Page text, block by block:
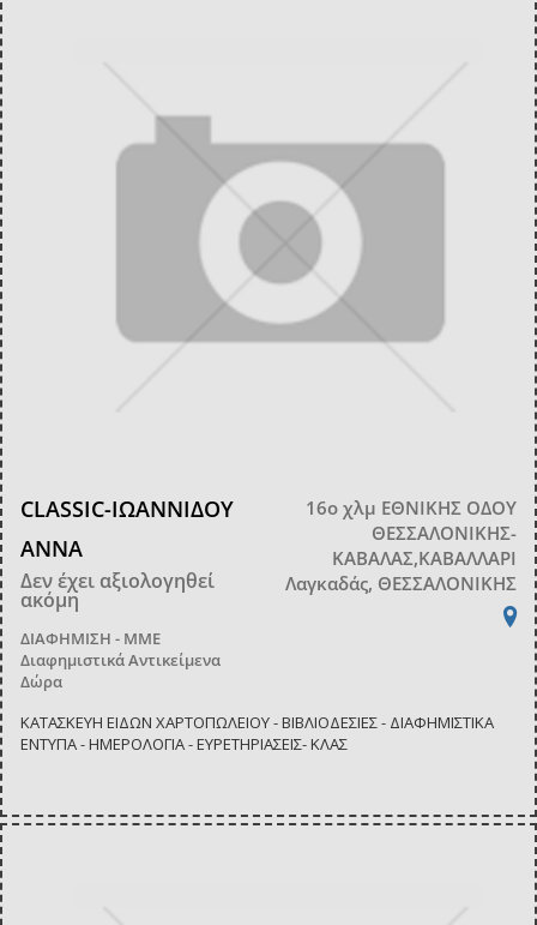
CLASSIC-ΙΩΑΝΝΙΔΟΥ
ΑΝΝΑ
Δεν έχει αξιολογηθεί
ακόμη
ΔΙΑΦΗΜΙΣΗ - ΜΜΕ
Διαφημιστικά Αντικείμενα
Δώρα
16ο χλμ ΕΘΝΙΚΗΣ ΟΔΟΥ
ΘΕΣΣΑΛΟΝΙΚΗΣ-
ΚΑΒΑΛΑΣ,ΚΑΒΑΛΛΑΡΙ
Λαγκαδάς, ΘΕΣΣΑΛΟΝΙΚΗΣ
ΚΑΤΑΣΚΕΥΗ ΕΙΔΩΝ ΧΑΡΤΟΠΩΛΕΙΟΥ - ΒΙΒΛΙΟΔΕΣΙΕΣ - ΔΙΑΦΗΜΙΣΤΙΚΑ
ΕΝΤΥΠΑ - ΗΜΕΡΟΛΟΓΙΑ - ΕΥΡΕΤΗΡΙΑΣΕΙΣ- ΚΛΑΣ